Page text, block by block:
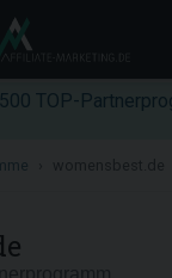
TOP-